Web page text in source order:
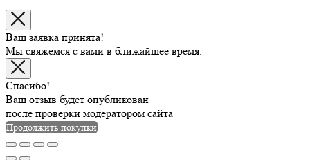
Ваш заявка принята!
Мы свяжемся с вами в ближайшее время.
Спасибо!
Ваш отзыв будет опубликован
после проверки модератором сайта
Продолжить покупки